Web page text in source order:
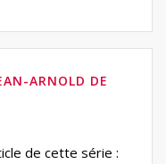
ARNOLD DE
de cette série :